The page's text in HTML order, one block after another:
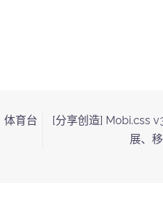
体育台
[分享创造] Mobi.css
展、